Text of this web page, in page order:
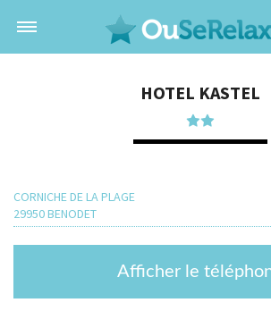
HOTEL KASTEL
CORNICHE DE LA PLAGE
29950 BENODET
Afficher le